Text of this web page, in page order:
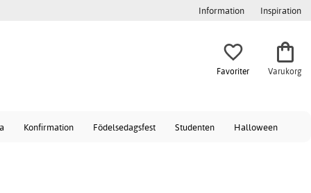
Information Inspiration
Favoriter Varukorg
Konfirmation Födelsedagsfest Studenten Halloween